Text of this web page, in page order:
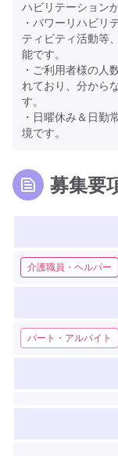
ハビリテーション
・パワーリハビリ
ティビティ活動等
能です。
・ご利用者様の人
れており、分から
す。
・日曜休み＆日勤
境です。
募集要
介護職員・ヘルパー
パート・アルバイト